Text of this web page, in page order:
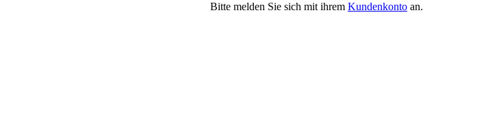
Bitte melden Sie sich mit ihrem Kundenkonto an.